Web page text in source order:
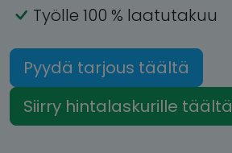
Työlle 100 % laatutakuu
Pyydä tarjous täältä
Siirry hintalaskurille täältä